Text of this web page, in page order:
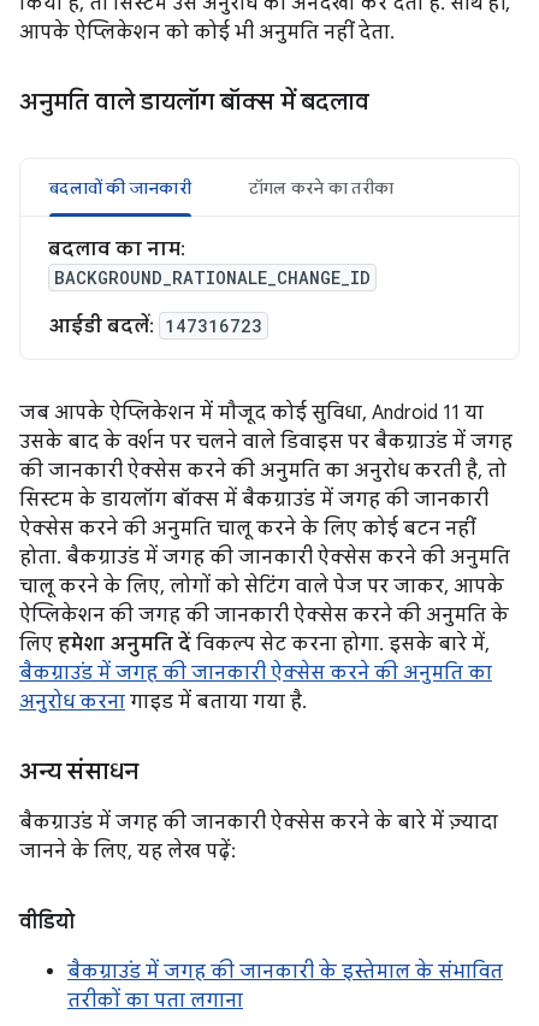
आपके ऐप्लिकेशन को कोई भी अनुमति नहीं देता.
अनुमति वाले डायलॉग बॉक्स में बदलाव
बदलावों की जानकारी टॉगल करने का तरीका
बदलाव का नाम:
BACKGROUND_RATIONALE_CHANGE_ID
आईडी बदलें: 147316723
जब आपके ऐप्लिकेशन में मौजूद कोई सुविधा, Android 11 या
उसके बाद के वर्शन पर चलने वाले डिवाइस पर बैकग्राउंड में जगह
की जानकारी ऐक्सेस करने की अनुमति का अनुरोध करती है, तो
सिस्टम के डायलॉग बॉक्स में बैकग्राउंड में जगह की जानकारी
ऐक्सेस करने की अनुमति चालू करने के लिए कोई बटन नहीं
होता. बैकग्राउंड में जगह की जानकारी ऐक्सेस करने की अनुमति
चालू करने के लिए, लोगों को सेटिंग वाले पेज पर जाकर, आपके
ऐप्लिकेशन की जगह की जानकारी ऐक्सेस करने की अनुमति के
लिए हमेशा अनुमति दें विकल्प सेट करना होगा. इसके बारे में,
बैकग्राउंड में जगह की जानकारी ऐक्सेस करने की अनुमति का
अनुरोध करना गाइड में बताया गया है.
अन्य संसाधन
बैकग्राउंड में जगह की जानकारी ऐक्सेस करने के बारे में ज़्यादा
जानने के लिए, यह लेख पढ़ें:
वीडियो
बैकग्राउंड में जगह की जानकारी के इस्तेमाल के संभावित
तरीकों का पता लगाना